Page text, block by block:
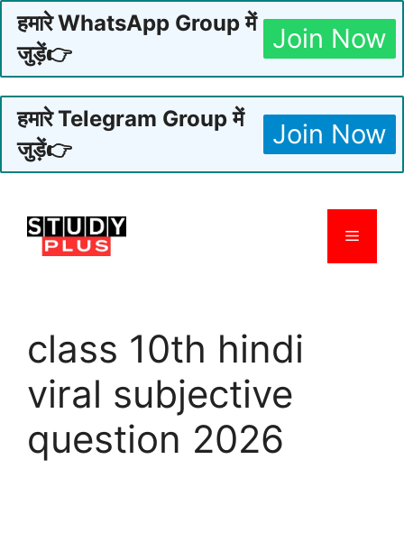
हमारे WhatsApp Group में
जुड़ें👉
Join Now
हमारे Telegram Group में
जुड़ें👉
Join Now
content
Menu
class 10th hindi
viral subjective
question 2026